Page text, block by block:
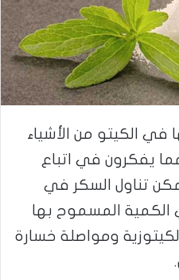
الكيتو من الأشياء
يفكرون في اتباع
تناول السكر في
الكمية المسموح بها
ومواصلة خسارة